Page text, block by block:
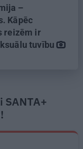
–
Kāpēc
reizēm ir
tuvību